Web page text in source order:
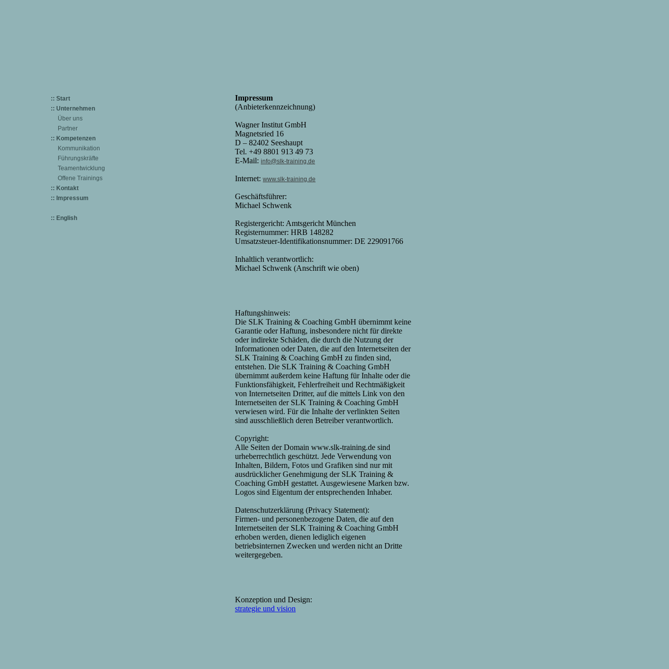
:: Start
:: Unternehmen
Über uns
Partner
:: Kompetenzen
Kommunikation
Führungskräfte
Teamentwicklung
Offene Trainings
:: Kontakt
:: Impressum
:: English
Impressum
(Anbieterkennzeichnung)
Wagner Institut GmbH
Magnetsried 16
D – 82402 Seeshaupt
Tel. +49 8801 913 49 73
E-Mail: info@slk-training.de
Internet: www.slk-training.de
Geschäftsführer:
Michael Schwenk
Registergericht: Amtsgericht München
Registernummer: HRB 148282
Umsatzsteuer-Identifikationsnummer: DE 229091766
Inhaltlich verantwortlich:
Michael Schwenk (Anschrift wie oben)
Haftungshinweis:
Die SLK Training & Coaching GmbH übernimmt keine
Garantie oder Haftung, insbesondere nicht für direkte
oder indirekte Schäden, die durch die Nutzung der
Informationen oder Daten, die auf den Internetseiten der
SLK Training & Coaching GmbH zu finden sind,
entstehen. Die SLK Training & Coaching GmbH
übernimmt außerdem keine Haftung für Inhalte oder die
Funktionsfähigkeit, Fehlerfreiheit und Rechtmäßigkeit
von Internetseiten Dritter, auf die mittels Link von den
Internetseiten der SLK Training & Coaching GmbH
verwiesen wird. Für die Inhalte der verlinkten Seiten
sind ausschließlich deren Betreiber verantwortlich.
Copyright:
Alle Seiten der Domain www.slk-training.de sind
urheberrechtlich geschützt. Jede Verwendung von
Inhalten, Bildern, Fotos und Grafiken sind nur mit
ausdrücklicher Genehmigung der SLK Training &
Coaching GmbH gestattet. Ausgewiesene Marken bzw.
Logos sind Eigentum der entsprechenden Inhaber.
Datenschutzerklärung (Privacy Statement):
Firmen- und personenbezogene Daten, die auf den
Internetseiten der SLK Training & Coaching GmbH
erhoben werden, dienen lediglich eigenen
betriebsinternen Zwecken und werden nicht an Dritte
weitergegeben.
Konzeption und Design:
strategie und vision